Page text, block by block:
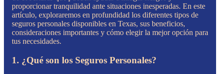
proporcionar tranquilidad ante situaciones inesperadas. En este
artículo, exploraremos en profundidad los diferentes tipos de
seguros personales disponibles en Texas, sus beneficios,
consideraciones importantes y cómo elegir la mejor opción para
tus necesidades.
1. ¿Qué son los Seguros Personales?